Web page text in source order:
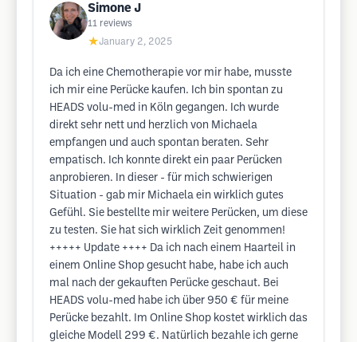
Simone J
11 reviews
★January 2, 2025
Da ich eine Chemotherapie vor mir habe, musste
ich mir eine Perücke kaufen. Ich bin spontan zu
HEADS volu-med in Köln gegangen. Ich wurde
direkt sehr nett und herzlich von Michaela
empfangen und auch spontan beraten. Sehr
empatisch. Ich konnte direkt ein paar Perücken
anprobieren. In dieser - für mich schwierigen
Situation - gab mir Michaela ein wirklich gutes
Gefühl. Sie bestellte mir weitere Perücken, um diese
zu testen. Sie hat sich wirklich Zeit genommen!
+++++ Update ++++ Da ich nach einem Haarteil in
einem Online Shop gesucht habe, habe ich auch
mal nach der gekauften Perücke geschaut. Bei
HEADS volu-med habe ich über 950 € für meine
Perücke bezahlt. Im Online Shop kostet wirklich das
gleiche Modell 299 €. Natürlich bezahle ich gerne